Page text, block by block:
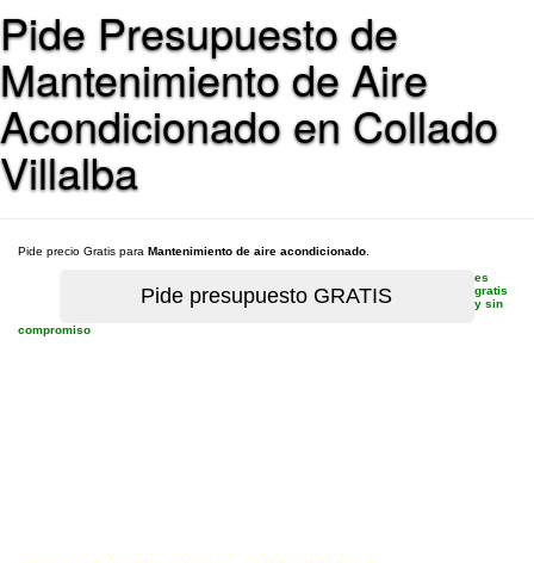
Pide Presupuesto de
Mantenimiento de Aire
Acondicionado en Collado
Villalba
Pide precio Gratis para Mantenimiento de aire acondicionado
es
gratis
y sin
compromiso